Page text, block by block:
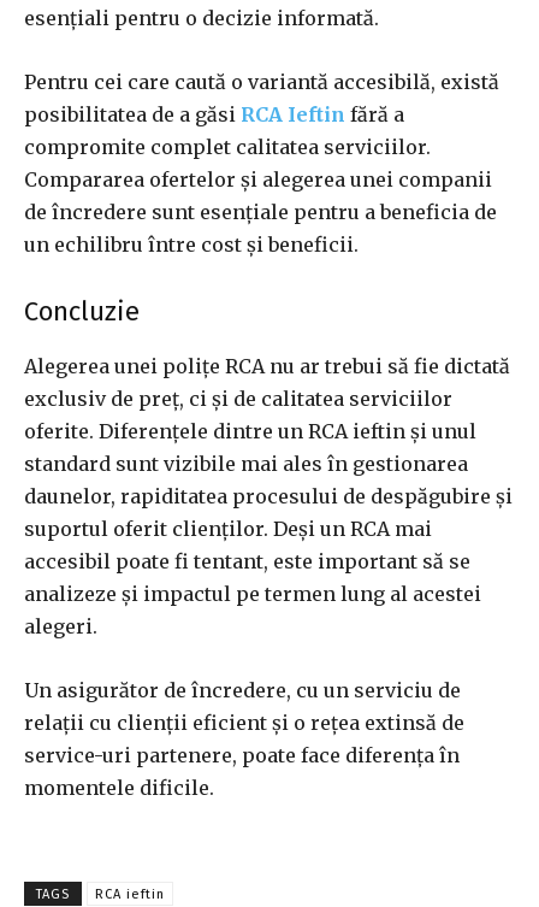
esențiali pentru o decizie informată.
Pentru cei care caută o variantă accesibilă, există
posibilitatea de a găsi RCA Ieftin fără a
compromite complet calitatea serviciilor.
Compararea ofertelor și alegerea unei companii
de încredere sunt esențiale pentru a beneficia de
un echilibru între cost și beneficii.
Concluzie
Alegerea unei polițe RCA nu ar trebui să fie dictată
exclusiv de preț, ci și de calitatea serviciilor
oferite. Diferențele dintre un RCA ieftin și unul
standard sunt vizibile mai ales în gestionarea
daunelor, rapiditatea procesului de despăgubire și
suportul oferit clienților. Deși un RCA mai
accesibil poate fi tentant, este important să se
analizeze și impactul pe termen lung al acestei
alegeri.
Un asigurător de încredere, cu un serviciu de
relații cu clienții eficient și o rețea extinsă de
service-uri partenere, poate face diferența în
momentele dificile.
TAGS RCA ieftin